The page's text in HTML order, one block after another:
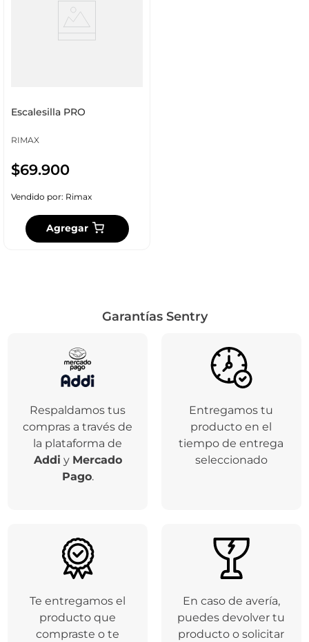
Escalesilla PRO
RIMAX
$69.900
Vendido por: Rimax
Agregar
Garantías Sentry
Respaldamos tus
compras a través de
la plataforma de
Addi y Mercado
Pago.
Entregamos tu
producto en el
tiempo de entrega
seleccionado
Te entregamos el
producto que
compraste o te
En caso de avería,
puedes devolver tu
producto o solicitar